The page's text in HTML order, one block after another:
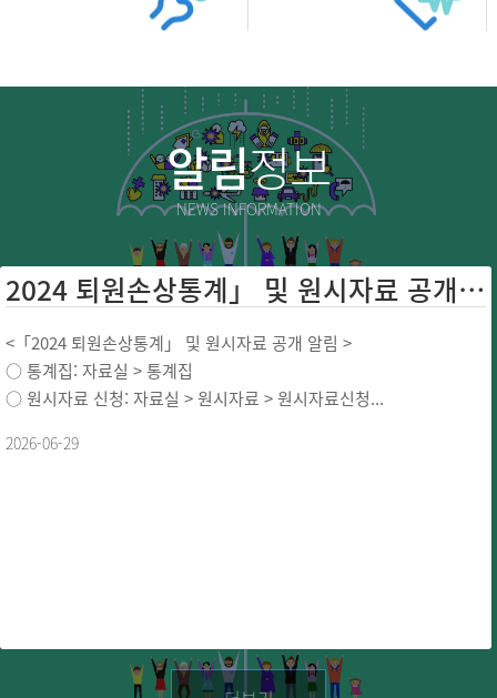
알림정보
NEWS INFORMATION
2024 퇴원손상통계」 및 원시자료 공개 ...
<「2024 퇴원손상통계」 및 원시자료 공개 알림 >
○ 통계집: 자료실 > 통계집
○ 원시자료 신청: 자료실 > 원시자료 > 원시자료신청...
2026-06-29